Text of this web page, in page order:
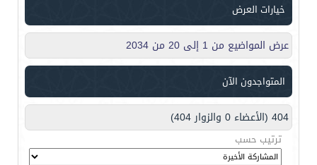
خيارات العرض
عرض المواضيع من 1 إلى 20 من 2034
المتواجدون الآن
404 (الأعضاء 0 والزوار 404)
ترتيب حسب